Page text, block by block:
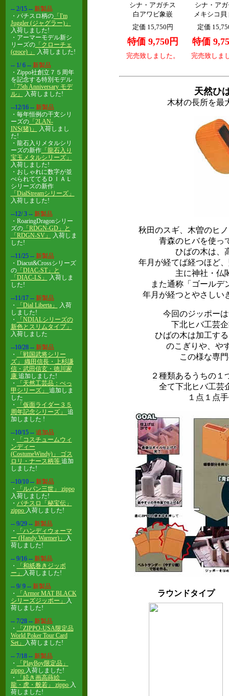
-- 2/15 -- 新製品
・パチスロ柄の「I'm
Juggler (ジャグラー)」
入荷しました!
・アーマーモデル新シ
リーズの「クローチェ
(croce) 」
入荷しました!
-- 1/ 6 -- 新製品
・Zippo社創立７５周年
を記念する特別モデル
「75th Anniversary モデ
ル」
入荷しました!
--12/16 -- 新製品
・毎年恒例の干支シリ
ーズの「2LAN-
INS(猪)」
入荷しまし
た!
・龍石入りメタルシリ
ーズの新作「龍石入り
宝玉メタルシリーズ」
入荷しました!
・おしゃれに数字が並
べられててるＤＩＡＬ
シリーズの新作
「DialStreamシリーズ」
入荷しました!
--12/ 3 -- 新製品
・RoaringDragonシリー
ズの「RDGN-GD」と
「RDGN-SV」
入荷しま
した!
--11/25 -- 新製品
・Diacut&Crossシリーズ
の「DIAC-ST」と
「DIAC-LS」
入荷しま
した!
--11/17 -- 新製品
・
「Dial Liberta」
入荷
しました!
・
「NDIALシリーズの
新色とスリムタイプ」
入荷しました
--10/28 -- 新製品
・
「戦国武将シリー
ズ」 織田信長・上杉謙
信・武田信玄・徳川家
康 追加しました!
・
「天然工芸品：べっ
甲シリーズ」 追加しま
した
・
「仮面ライダー３５
周年記念シリーズ」 追
加しました !
--10/15 -- 追加品
・
「コスチュームウィ
ンディー
(CostumeWindy)」 ゴス
ロリ・ナース柄等 追加
しました!
--10/10 -- 新製品
・
「ルパン三世」 zippo
入荷しました!
・ パチスロ「秘宝伝」
zippo 入荷しました!
-- 9/29 -- 新製品
・
「ハンディウォーマ
ー (Handy Warmer)」
入
荷しました!
-- 9/16 -- 新製品
・
「和紙巻きジッポ
ー」
入荷しました!
-- 9/ 9 -- 新製品
・
「Armor MAT BLACK
シリーズジッポー」
入
荷しました!
-- 7/28 -- 新製品
・
「ZIPPO-USA限定品
World Poker Tour Card
Set」
入荷しました!
-- 7/18 -- 新製品
・
「PlayBoy限定品」
zippo 入荷しました!
・
「続き画高蒔絵
龍・虎・般若」 zippo 入
荷しました!
シナ・アガチス
白アワビ象嵌
シナ・ア
メキシコ貝
定価 15,750円
定価
特価 9,750円 特価
完売致しました。 完売致しま
天然ひ
木材の長所を最
秋田のスギ、木曽のヒ
青森のヒバを使っ
ひばの木は、
年月が経てば経つほど
主に神社・仏
また通称「ゴールデ
年月が経つとやさしい
今回のジッポー
下北ヒバ工芸
ひばの木は加工す
のこぎりや、や
この様な専
２種類あるうちの１
全て下北ヒバ工芸
１点１点
ラウンドタイプ